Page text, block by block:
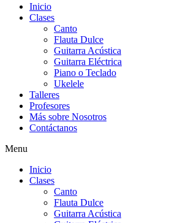
Inicio
Clases
Canto
Flauta Dulce
Guitarra Acústica
Guitarra Eléctrica
Piano o Teclado
Ukelele
Talleres
Profesores
Más sobre Nosotros
Contáctanos
Menu
Inicio
Clases
Canto
Flauta Dulce
Guitarra Acústica